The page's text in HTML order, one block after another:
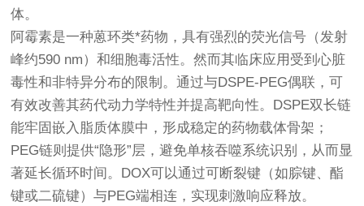
体。
阿霉素是一种蒽环类*药物，具有强烈的荧光信号（发射
峰约590 nm）和细胞毒活性。然而其临床应用受到心脏
毒性和非特异分布的限制。通过与DSPE-PEG偶联，可
有效改善其药代动力学特性并提高靶向性。DSPE双长链
能牢固嵌入脂质体膜中，形成稳定的药物载体骨架；
PEG链则提供“隐形”层，避免单核吞噬系统识别，从而显
著延长循环时间。DOX可以通过可断裂键（如腙键、酯
键或二硫键）与PEG端相连，实现刺激响应释放。